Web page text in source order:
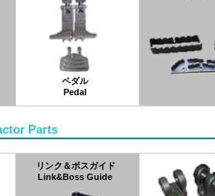
ペダル
Pedal
Parts
リンク＆ボスガイド
Link&Boss Guide